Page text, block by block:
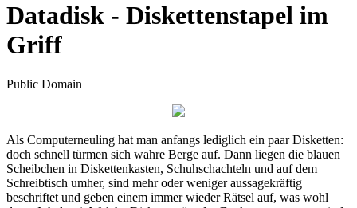
Datadisk - Diskettenstapel im
Griff
Public Domain
Als Computerneuling hat man anfangs lediglich ein paar Disketten:
doch schnell türmen sich wahre Berge auf. Dann liegen die blauen
Scheibchen in Diskettenkasten, Schuhschachteln und auf dem
Schreibtisch umher, sind mehr oder weniger aussagekräftig
beschriftet und geben einem immer wieder Rätsel auf, was wohl